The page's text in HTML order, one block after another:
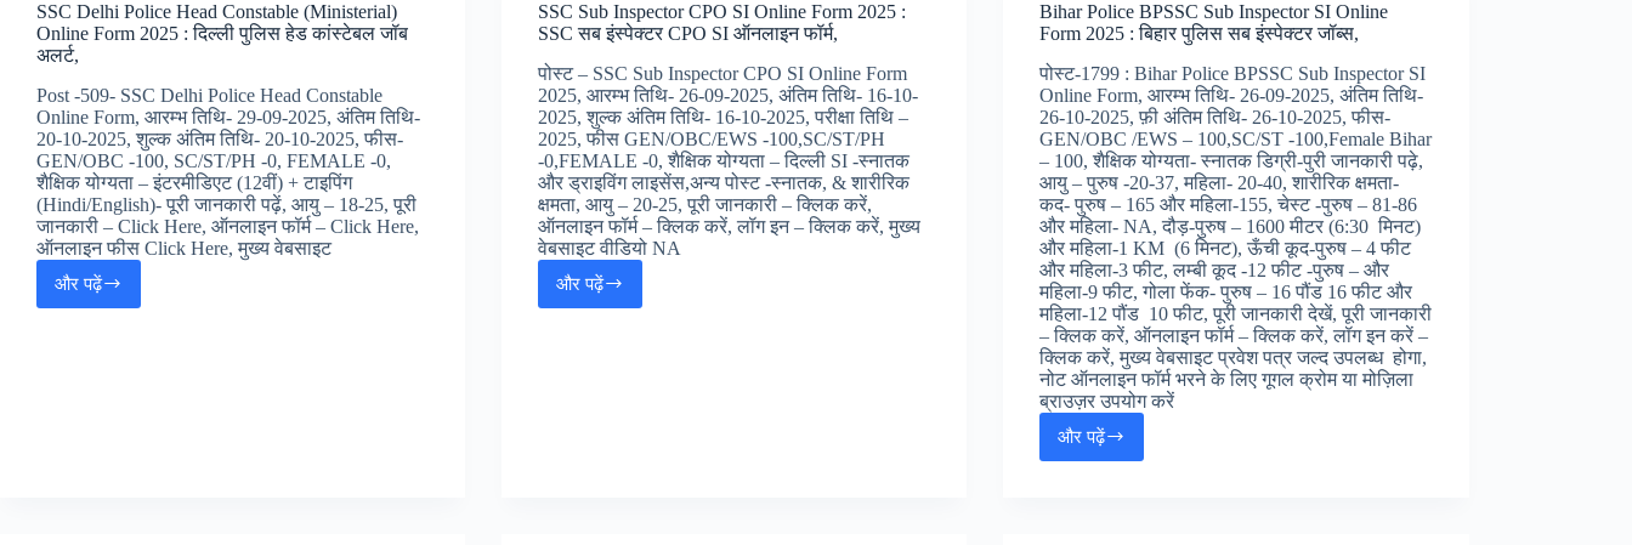
SSC Delhi Police Head Constable (Ministerial)
Online Form 2025 : दिल्ली पुलिस हेड कांस्टेबल जॉब
अलर्ट,
Post -509- SSC Delhi Police Head Constable
Online Form, आरम्भ तिथि- 29-09-2025, अंतिम तिथि-
20-10-2025, शुल्क अंतिम तिथि- 20-10-2025, फीस-
GEN/OBC -100, SC/ST/PH -0, FEMALE -0,
शैक्षिक योग्यता – इंटरमीडिएट (12वीं) + टाइपिंग
(Hindi/English)- पूरी जानकारी पढ़ें, आयु – 18-25, पूरी
जानकारी – Click Here, ऑनलाइन फॉर्म – Click Here,
ऑनलाइन फीस Click Here, मुख्य वेबसाइट
और पढ़ेंSSC
SSC Sub Inspector CPO SI Online Form 2025 :
SSC सब इंस्पेक्टर CPO SI ऑनलाइन फॉर्म,
पोस्ट – SSC Sub Inspector CPO SI Online Form
2025, आरम्भ तिथि- 26-09-2025, अंतिम तिथि- 16-10-
2025, शुल्क अंतिम तिथि- 16-10-2025, परीक्षा तिथि –
2025, फीस GEN/OBC/EWS -100,SC/ST/PH
-0,FEMALE -0, शैक्षिक योग्यता – दिल्ली SI -स्नातक
और ड्राइविंग लाइसेंस,अन्य पोस्ट -स्नातक, & शारीरिक
क्षमता, आयु – 20-25, पूरी जानकारी – क्लिक करें,
ऑनलाइन फॉर्म – क्लिक करें, लॉग इन – क्लिक करें, मुख्य
वेबसाइट वीडियो NA
और पढ़ेंSSC
Bihar Police BPSSC Sub Inspector SI Online
Form 2025 : बिहार पुलिस सब इंस्पेक्टर जॉब्स,
पोस्ट-1799 : Bihar Police BPSSC Sub Inspector SI
Online Form, आरम्भ तिथि- 26-09-2025, अंतिम तिथि-
26-10-2025, फ़ी अंतिम तिथि- 26-10-2025, फीस-
GEN/OBC /EWS – 100,SC/ST -100,Female Bihar
– 100, शैक्षिक योग्यता- स्नातक डिग्री-पुरी जानकारी पढ़े,
आयु – पुरुष -20-37, महिला- 20-40, शारीरिक क्षमता-
कद- पुरुष – 165 और महिला-155, चेस्ट -पुरुष – 81-86
और महिला- NA, दौड़-पुरुष – 1600 मीटर (6:30 मिनट)
और महिला-1 KM (6 मिनट), ऊँची कूद-पुरुष – 4 फीट
और महिला-3 फीट, लम्बी कूद -12 फीट -पुरुष – और
महिला-9 फीट, गोला फेंक- पुरुष – 16 पौंड 16 फीट और
महिला-12 पौंड 10 फीट, पूरी जानकारी देखें, पूरी जानकारी
– क्लिक करें, ऑनलाइन फॉर्म – क्लिक करें, लॉग इन करें –
क्लिक करें, मुख्य वेबसाइट प्रवेश पत्र जल्द उपलब्ध होगा,
नोट ऑनलाइन फॉर्म भरने के लिए गूगल क्रोम या मोज़िला
ब्राउज़र उपयोग करें
और पढ़ेंBihar